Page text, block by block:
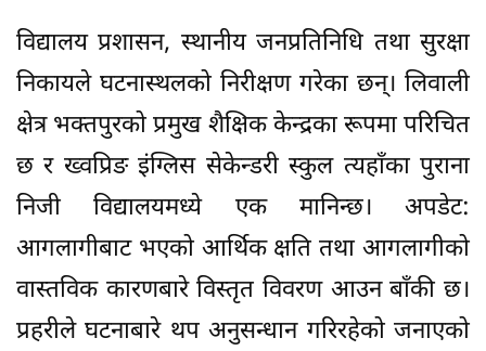
विद्यालय प्रशासन, स्थानीय जनप्रतिनिधि तथा सुरक्षा
निकायले घटनास्थलको निरीक्षण गरेका छन्। लिवाली
क्षेत्र भक्तपुरको प्रमुख शैक्षिक केन्द्रका रूपमा परिचित
छ र ख्वप्रिङ इंग्लिस सेकेन्डरी स्कुल त्यहाँका पुराना
निजी विद्यालयमध्ये एक मानिन्छ। अपडेट:
आगलागीबाट भएको आर्थिक क्षति तथा आगलागीको
वास्तविक कारणबारे विस्तृत विवरण आउन बाँकी छ।
प्रहरीले घटनाबारे थप अनुसन्धान गरिरहेको जनाएको